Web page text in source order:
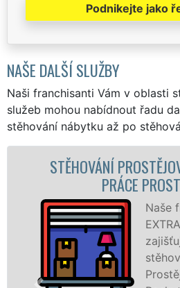
Podnikejte jako
NAŠE DALŠÍ SLUŽBY
Naši franchisanti Vám v oblasti
služeb mohou nabídnout řadu
stěhování nábytku až po
STĚHOVACÍ
STĚHOVACÍ